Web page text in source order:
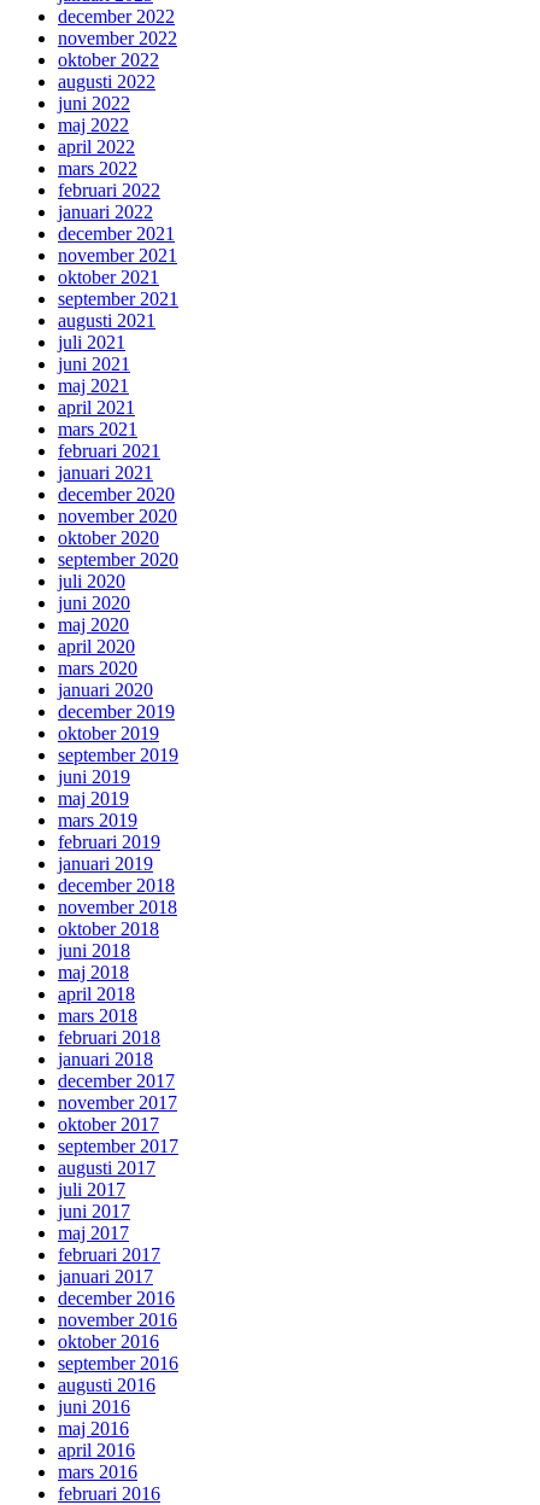
december 2022
november 2022
oktober 2022
augusti 2022
juni 2022
maj 2022
april 2022
mars 2022
februari 2022
januari 2022
december 2021
november 2021
oktober 2021
september 2021
augusti 2021
juli 2021
juni 2021
maj 2021
april 2021
mars 2021
februari 2021
januari 2021
december 2020
november 2020
oktober 2020
september 2020
juli 2020
juni 2020
maj 2020
april 2020
mars 2020
januari 2020
december 2019
oktober 2019
september 2019
juni 2019
maj 2019
mars 2019
februari 2019
januari 2019
december 2018
november 2018
oktober 2018
juni 2018
maj 2018
april 2018
mars 2018
februari 2018
januari 2018
december 2017
november 2017
oktober 2017
september 2017
augusti 2017
juli 2017
juni 2017
maj 2017
februari 2017
januari 2017
december 2016
november 2016
oktober 2016
september 2016
augusti 2016
juni 2016
maj 2016
april 2016
mars 2016
februari 2016